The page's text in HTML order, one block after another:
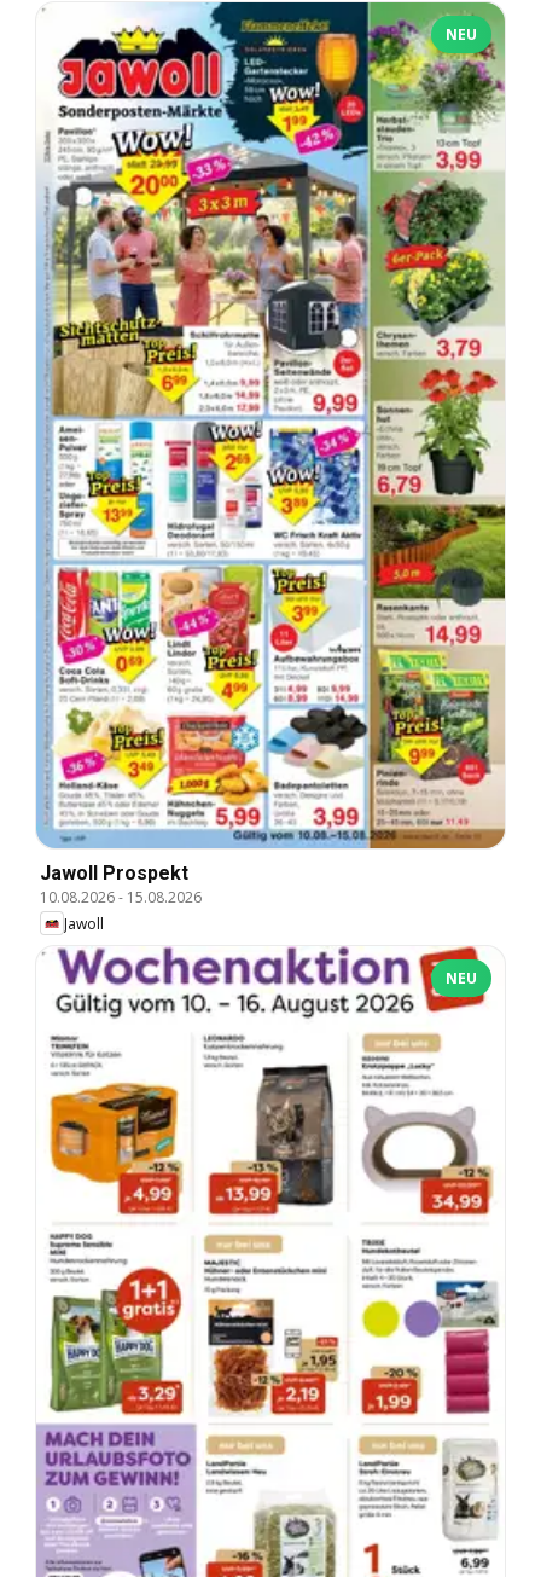
NEU
Jawoll Prospekt
10.08.2026- 15.08.2026
Jawoll
NEU